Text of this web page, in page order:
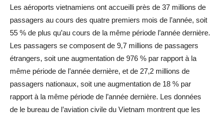
Les aéroports vietnamiens ont accueilli près de 37 millions de
passagers au cours des quatre premiers mois de l’année, soit
55 % de plus qu’au cours de la même période l’année dernière.
Les passagers se composent de 9,7 millions de passagers
étrangers, soit une augmentation de 976 % par rapport à la
même période de l’année dernière, et de 27,2 millions de
passagers nationaux, soit une augmentation de 18 % par
rapport à la même période de l’année dernière. Les données
de le bureau de l’aviation civile du Vietnam montrent que les